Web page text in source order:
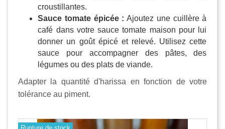
croustillantes.
Sauce tomate épicée : Ajoutez une cuillère à
café dans votre sauce tomate maison pour lui
donner un goût épicé et relevé. Utilisez cette
sauce pour accompagner des pâtes, des
légumes ou des plats de viande.
Adapter la quantité d'harissa en fonction de votre
tolérance au piment.